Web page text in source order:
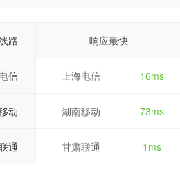
路 响应最快
电信 上海电信 16ms
动 湖南移动 73ms
通 甘肃联通 1ms